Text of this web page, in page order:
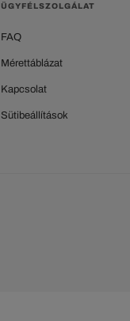
ÜGYFÉLSZOLGÁLAT
FAQ
Mérettáblázat
Kapcsolat
Sütibeállítások